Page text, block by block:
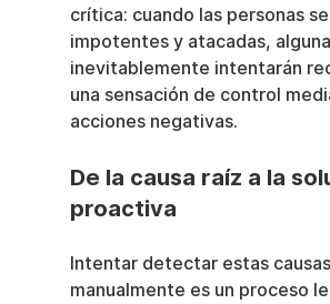
crítica: cuando las personas
impotentes y atacadas,
inevitablemente intentarán
una sensación de control
acciones negativas.
De la causa raíz a la
proactiva
Intentar detectar estas
manualmente es un proceso